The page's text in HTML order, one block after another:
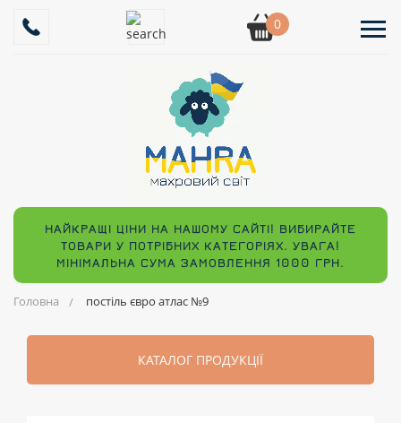
0
НАЙКРАЩІ ЦІНИ НА НАШОМУ САЙТІ! ВИБИРАЙТЕ
ТОВАРИ У ПОТРІБНИХ КАТЕГОРІЯХ. УВАГА!
МІНІМАЛЬНА СУМА ЗАМОВЛЕННЯ 1000 ГРН.
Головна постіль євро атлас №9
КАТАЛОГ ПРОДУКЦІЇ